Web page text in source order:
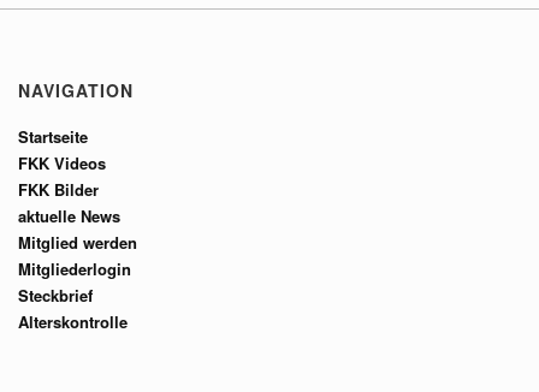
NAVIGATION
Startseite
FKK Videos
FKK Bilder
aktuelle News
Mitglied werden
Mitgliederlogin
Steckbrief
Alterskontrolle